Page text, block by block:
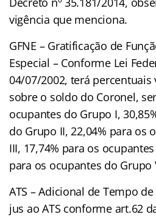
vigência que menciona.
GFNE – Gratificação de
Especial – Conforme Lei
04/07/2002, terá
sobre o soldo do Coronel,
ocupantes do Grupo I,
do Grupo II, 22,04% para os
III, 17,74% para os
para os ocupantes do Grupo
ATS – Adicional de Tempo
jus ao ATS conforme art.62